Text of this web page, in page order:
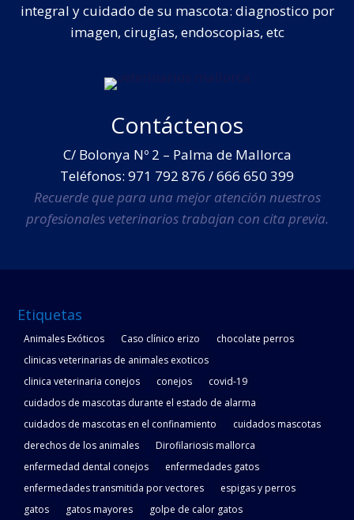
integral y cuidado de su mascota: diagnostico por
imagen, cirugías, endoscopias, etc
Contáctenos
C/ Bolonya Nº 2 – Palma de Mallorca
Teléfonos: 971 792 876 / 666 650 399
Recuerde que para una mejor atención nuestros
profesionales veterinarios trabajan con cita previa.
Etiquetas
Animales Exóticos Caso clínico erizo
chocolate perros
clinicas veterinarias de animales exoticos
clinica veterinaria conejos
conejos
covid-19
cuidados de mascotas durante el estado de alarma
cuidados de mascotas en el confinamiento
cuidados mascotas
derechos de los animales
Dirofilariosis mallorca
enfermedad dental conejos
enfermedades gatos
enfermedades transmitida por vectores
espigas y perros
gatos
gatos mayores
golpe de calor gatos